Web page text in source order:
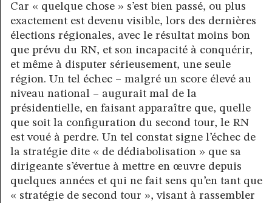
Car « quelque chose » s’est bien passé, ou plus
exactement est devenu visible, lors des dernières
élections régionales, avec le résultat moins bon
que prévu du RN, et son incapacité à conquérir,
et même à disputer sérieusement, une seule
région. Un tel échec – malgré un score élevé au
niveau national – augurait mal de la
présidentielle, en faisant apparaître que, quelle
que soit la configuration du second tour, le RN
est voué à perdre. Un tel constat signe l’échec de
la stratégie dite « de dédiabolisation » que sa
dirigeante s’évertue à mettre en œuvre depuis
quelques années et qui ne fait sens qu’en tant que
« stratégie de second tour », visant à rassembler